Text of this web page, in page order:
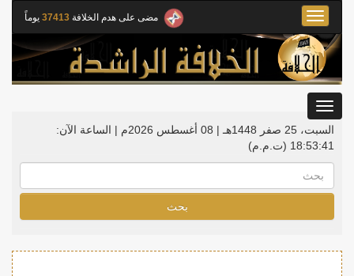
مضى على هدم الخلافة 37413 يوماً
Toggle
navigation
السبت، 25 صفر 1448هـ | 08 أغسطس 2026م |
الساعة الآن:
18:53:42 (ت.م.م)
بحث